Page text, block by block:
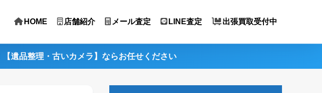
HOME 店舗紹介 メール査定 LINE査定 出張買取受付中
遺品整理・古いカメラ】ならお任せください